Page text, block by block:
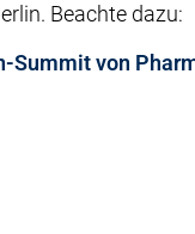
Beachte dazu:
von